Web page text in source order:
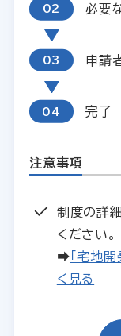
必要
申請
完了
注意事項
制度の詳
ください。
➡「宅地
く見る